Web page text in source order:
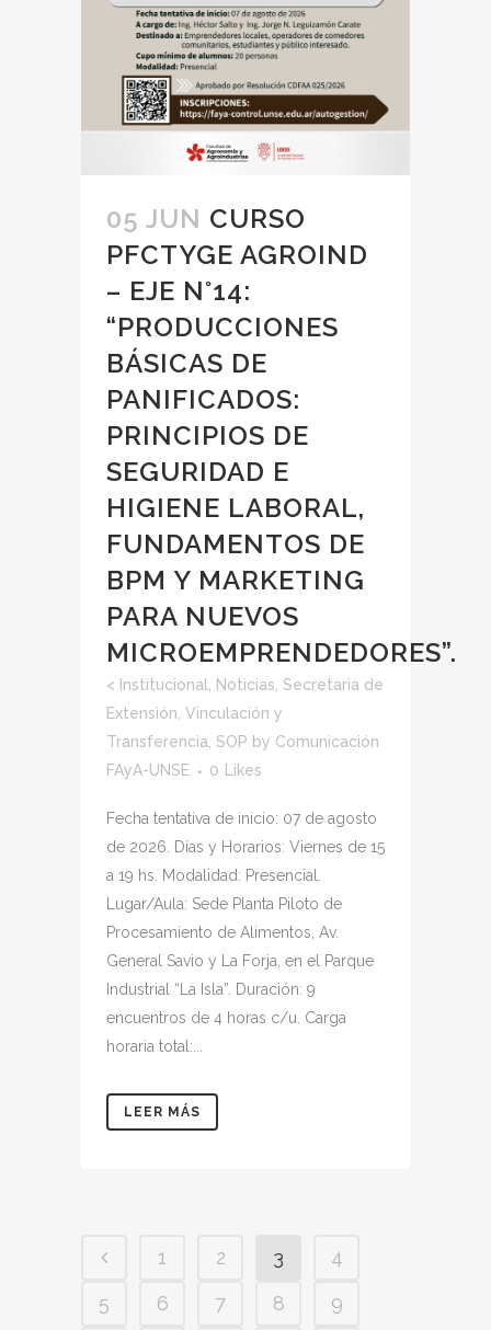
05 JUN CURSO
PFCTYGE AGROIND
– EJE N°14:
“PRODUCCIONES
BÁSICAS DE
PANIFICADOS:
PRINCIPIOS DE
SEGURIDAD E
HIGIENE LABORAL,
FUNDAMENTOS DE
BPM Y MARKETING
PARA NUEVOS
MICROEMPRENDEDORES”.
< Institucional Noticias Secretaria de
Extensión, Vinculación y
Transferencia SOP by Comunicación
FAyA-UNSE
0 Likes
Fecha tentativa de inicio: 07 de agosto
de 2026. Días y Horarios: Viernes de 15
a 19 hs. Modalidad: Presencial.
Lugar/Aula: Sede Planta Piloto de
Procesamiento de Alimentos, Av.
General Savio y La Forja, en el Parque
Industrial “La Isla”. Duración: 9
encuentros de 4 horas c/u. Carga
horaria total:...
LEER MÁS
1 2 3
4
5
6 7 8
9